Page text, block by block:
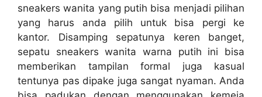
sneakers wanita yang putih bisa menjadi pilihan
yang harus anda pilih untuk bisa pergi ke
kantor. Disamping sepatunya keren banget,
sepatu sneakers wanita warna putih ini bisa
memberikan tampilan formal juga kasual
tentunya pas dipake juga sangat nyaman. Anda